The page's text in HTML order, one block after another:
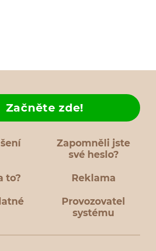
Zapomněli jste
své heslo?
to?
Začněte zde!
Reklama
Provozovatel
systému